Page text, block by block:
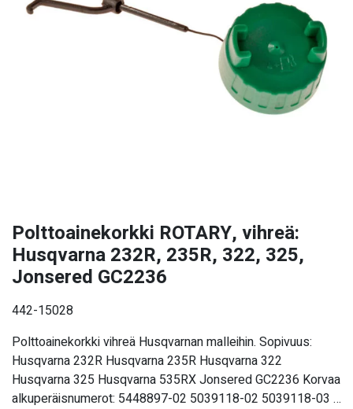
Polttoainekorkki ROTARY, vihreä:
Husqvarna 232R, 235R, 322, 325,
Jonsered GC2236
442-15028
Polttoainekorkki vihreä Husqvarnan malleihin. Sopivuus:
Husqvarna 232R Husqvarna 235R Husqvarna 322
Husqvarna 325 Husqvarna 535RX Jonsered GC2236 Korvaa
alkuperäisnumerot: 5448897-02 5039118-02 5039118-03 …